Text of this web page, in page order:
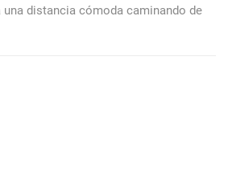
una distancia cómoda caminando de